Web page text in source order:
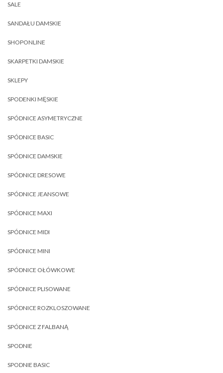
SALE
SANDAŁU DAMSKIE
SHOPONLINE
SKARPETKI DAMSKIE
SKLEPY
SPODENKI MĘSKIE
SPÓDNICE ASYMETRYCZNE
SPÓDNICE BASIC
SPÓDNICE DAMSKIE
SPÓDNICE DRESOWE
SPÓDNICE JEANSOWE
SPÓDNICE MAXI
SPÓDNICE MIDI
SPÓDNICE MINI
SPÓDNICE OŁÓWKOWE
SPÓDNICE PLISOWANE
SPÓDNICE ROZKLOSZOWANE
SPÓDNICE Z FALBANĄ
SPODNIE
SPODNIE BASIC